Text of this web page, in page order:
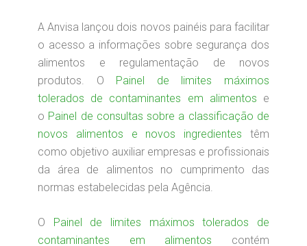
A Anvisa lançou dois novos painéis para facilitar
o acesso a informações sobre segurança dos
alimentos e regulamentação de novos
produtos. O Painel de limites máximos
tolerados de contaminantes em alimentos e
o Painel de consultas sobre a classificação de
novos alimentos e novos ingredientes têm
como objetivo auxiliar empresas e profissionais
da área de alimentos no cumprimento das
normas estabelecidas pela Agência.
O Painel de limites máximos tolerados de
contaminantes em alimentos contém